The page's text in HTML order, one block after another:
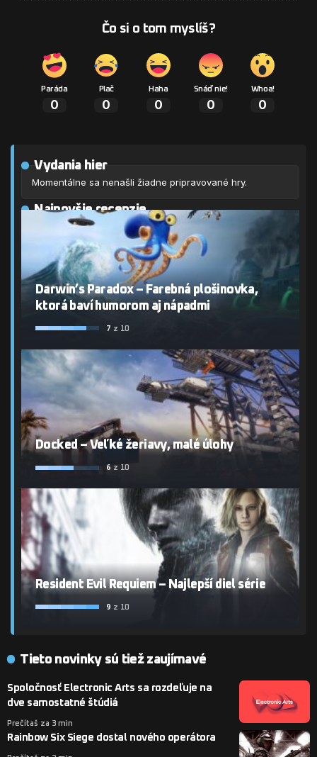
Čo si o tom myslíš?
Paráda
0
Plač
0
Haha
0
Snáď nie!
0
Whoa!
0
Vydania hier
Momentálne sa nenašli žiadne pripravované hry.
Najnovšie recenzie
Darwin’s Paradox – Farebná plošinovka,
ktorá baví humorom aj nápadmi
7 z 10
Docked – Veľké žeriavy, malé úlohy
6 z 10
Resident Evil Requiem – Najlepší diel série
9 z 10
Tieto novinky sú tiež zaujímavé
Spoločnosť Electronic Arts sa rozdeľuje na
dve samostatné štúdiá
Prečítaš za 3 min
Rainbow Six Siege dostal nového operátora